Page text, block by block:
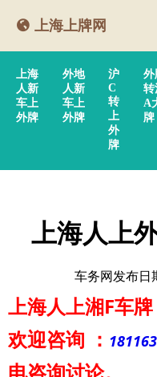
上海上牌网
上海
人新
车上
外牌
外地
人新
车上
外牌
沪
C
转
上
外
牌
外
转
A
牌
上海人上
车务网发布日
上海人上湘F车牌
欢迎咨询 ：
电咨询讨论。